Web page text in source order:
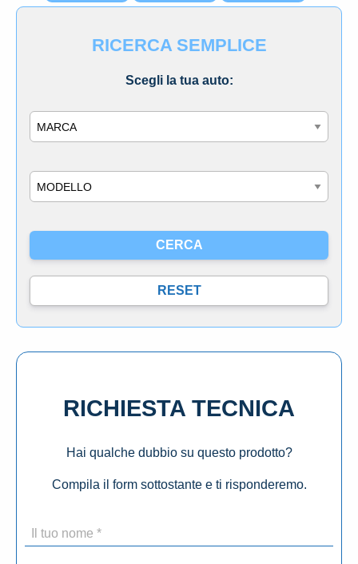
RICERCA SEMPLICE
Scegli la tua auto:
RICHIESTA TECNICA
Hai qualche dubbio su questo prodotto?
Compila il form sottostante e ti risponderemo.